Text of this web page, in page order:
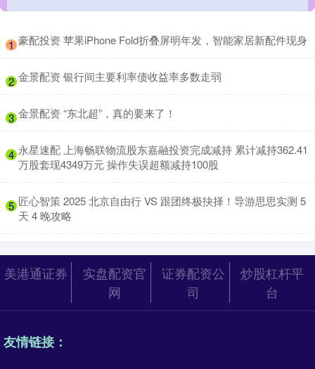
1 ​豪配投资 苹果iPhone Fold折叠屏明年发，智能家居新配件现身
2 ​金景配资 银行间主要利率债收益率多数走弱
3 ​金景配资 “东北超”，真的要来了！
4 ​永星速配 上海畅联物流股东嘉融投资完成减持 累计减持362.41
万股套现4349万元 操作失误超额减持100股
5 ​匠心智策 2025 北京自由行 VS 跟团终极抉择！导游思思实测 5
天 4 晚攻略
美港通证券
实盘配资官
网
证券配资公
司
炒股杠杆平
台
友情链接：